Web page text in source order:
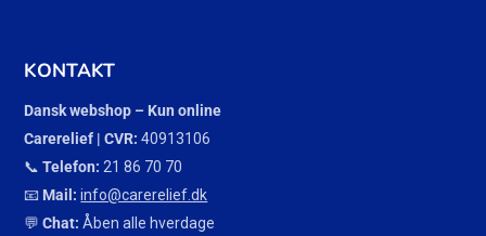
KONTAKT
Dansk webshop – Kun online
Carerelief | CVR: 40913106
📞Telefon: 21 86 70 70
📧 Mail: info@carerelief.dk
💬Chat: Åben alle hverdage